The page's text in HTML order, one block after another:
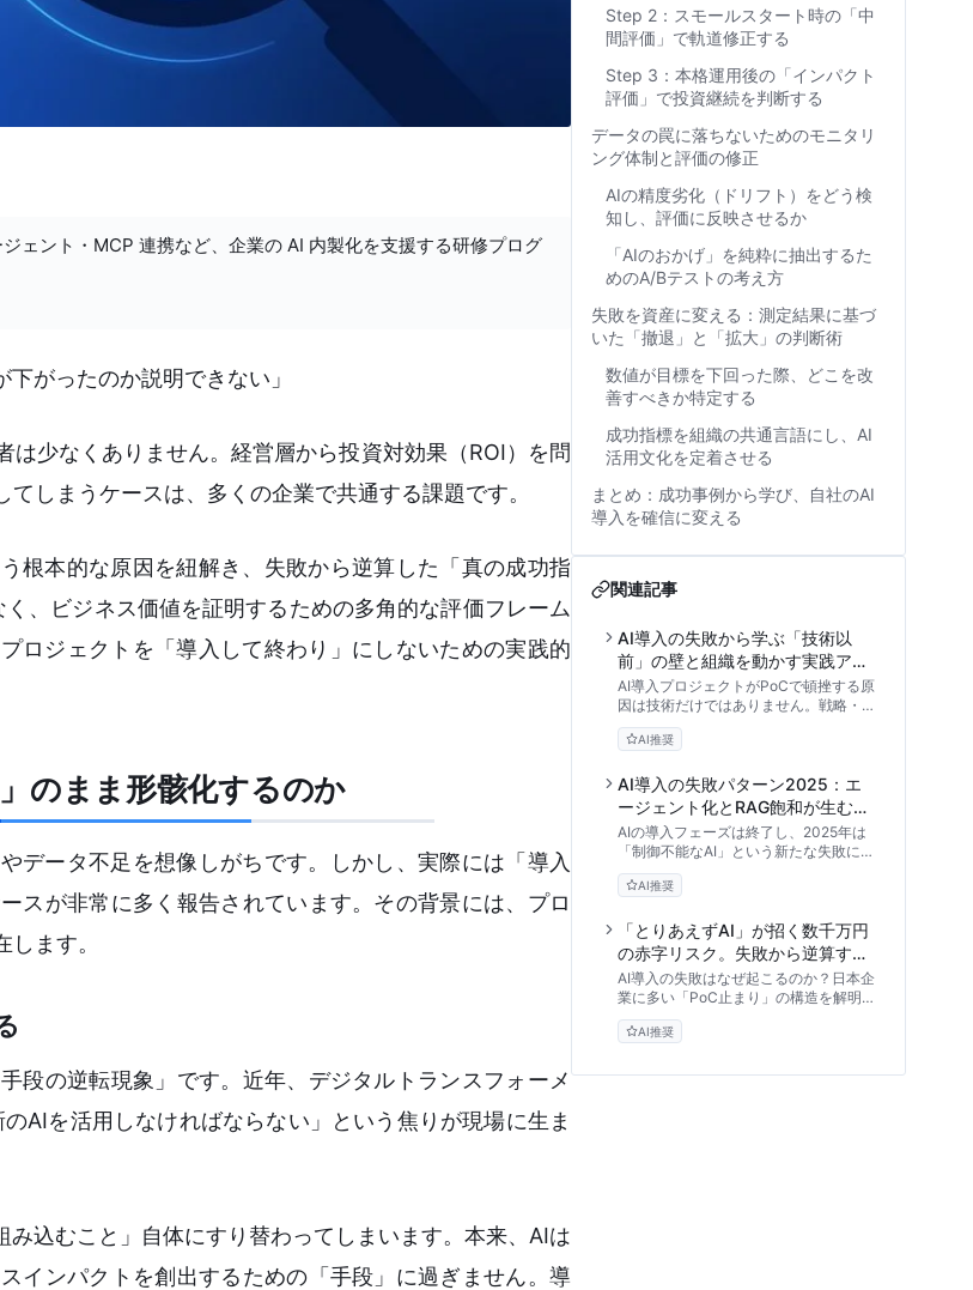
ェント・MCP 連携など、企業の AI 内製化を支援する研修プログ
がったのか説明できない」
少なくありません。経営層から投資対効果（ROI）を問
しまうケースは、多くの企業で共通する課題です。
根本的な原因を紐解き、失敗から逆算した「真の成功指
、ビジネス価値を証明するための多角的な評価フレーム
ロジェクトを「導入して終わり」にしないための実践的
のまま形骸化するのか
データ不足を想像しがちです。しかし、実際には「導入
スが非常に多く報告されています。その背景には、プロ
ます。
段の逆転現象」です。近年、デジタルトランスフォーメ
AIを活用しなければならない」という焦りが現場に生ま
込むこと」自体にすり替わってしまいます。本来、AIは
インパクトを創出するための「手段」に過ぎません。導
Step 2：スモールスタート時の「中
間評価」で軌道修正する
Step 3：本格運用後の「インパクト
評価」で投資継続を判断する
データの罠に落ちないためのモニタリ
ング体制と評価の修正
AIの精度劣化（ドリフト）をどう検
知し、評価に反映させるか
「AIのおかげ」を純粋に抽出するた
めのA/Bテストの考え方
失敗を資産に変える：測定結果に基づ
いた「撤退」と「拡大」の判断術
数値が目標を下回った際、どこを改
善すべきか特定する
成功指標を組織の共通言語にし、AI
活用文化を定着させる
まとめ：成功事例から学び、自社のAI
導入を確信に変える
関連記事
AI導入の失敗から学ぶ「技術以
前」の壁と組織を動かす実践アプ
ローチ
AI導入プロジェクトがPoCで頓挫する原
因は技術だけではありません。戦略・デ
ータ・組織の3つの視点から失敗のメカ
ニズムを紐解き、事業成長に繋げるため
を解説します。
AI推奨
AI導入の失敗パターン2025：エ
ージェント化とRAG飽和が生む次
世代リスクと回避戦略
AIの導入フェーズは終了し、2025年は
「制御不能なAI」という新たな失敗に直
面する時代へ。AIエージェントの暴走、
RAGのデータスモッグ、シャドーAIによ
を解説し、リスクを防ぐ「レジリエンス
型AI戦略」を提唱します。
AI推奨
「とりあえずAI」が招く数千万円
の赤字リスク。失敗から逆算する
AI投資のROI判断基準
AI導入の失敗はなぜ起こるのか？日本企
業に多い「PoC止まり」の構造を解明
し、見落としがちな隠れコストやROI計
算のフレームワークを解説。経営層が多
得るための実践的な投資判断基準を提示
AI推奨